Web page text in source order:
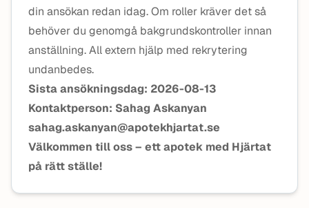
din ansökan redan idag. Om roller kräver det så
behöver du genomgå bakgrundskontroller innan
anställning. All extern hjälp med rekrytering
undanbedes.
Sista ansökningsdag: 2026-08-13
Kontaktperson: Sahag Askanyan
sahag.askanyan@apotekhjartat.se
Välkommen till oss – ett apotek med Hjärtat
på rätt ställe!